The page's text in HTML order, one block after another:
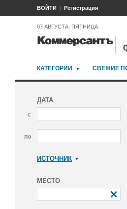
ВОЙТИ Регистрация
07 АВГУСТА, ПЯТНИЦА
КАТЕГОРИИ СВЕЖИЕ
ДАТА
с
по
ИСТОЧНИК
МЕСТО